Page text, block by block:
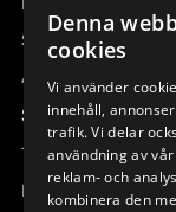
Sesam
Access_Ctrl
Support
Teknisk support
Boka service
Denna
cookies
Vi använder
innehåll,
trafik. Vi delar
användning av
reklam- och
kombinera den